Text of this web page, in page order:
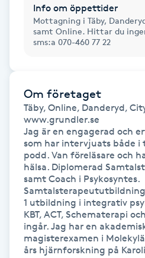
Hudföryngring
Hyaluronsyra
Hyperhidros
Hypnos
Hårborttagning
Hårbottenbehandling
Info om öppettider
Mottagning i Täby,
samt Online. Hittar du
sms:a 070-460 77 22
Om företaget
Täby, Online, Danderyd,
www.grundler.se
Jag är en engagerad och
som har intervjuats både i
podd. Van föreläsare och
hälsa. Diplomerad
samt Coach i Psykosyntes.
1 utbildning i integrativ
KBT, ACT, Schematerapi
ingår. Jag har en
magisterexamen i
års hjärnforskning på